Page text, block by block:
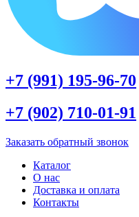
+7 (991) 195-96-70
+7 (902) 710-01-91
Заказать обратный звонок
Каталог
О нас
Доставка и оплата
Контакты